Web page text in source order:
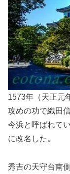
1573年（天正元
攻めの功で織田
今浜と呼ばれて
に改名した。
秀吉の天守台南